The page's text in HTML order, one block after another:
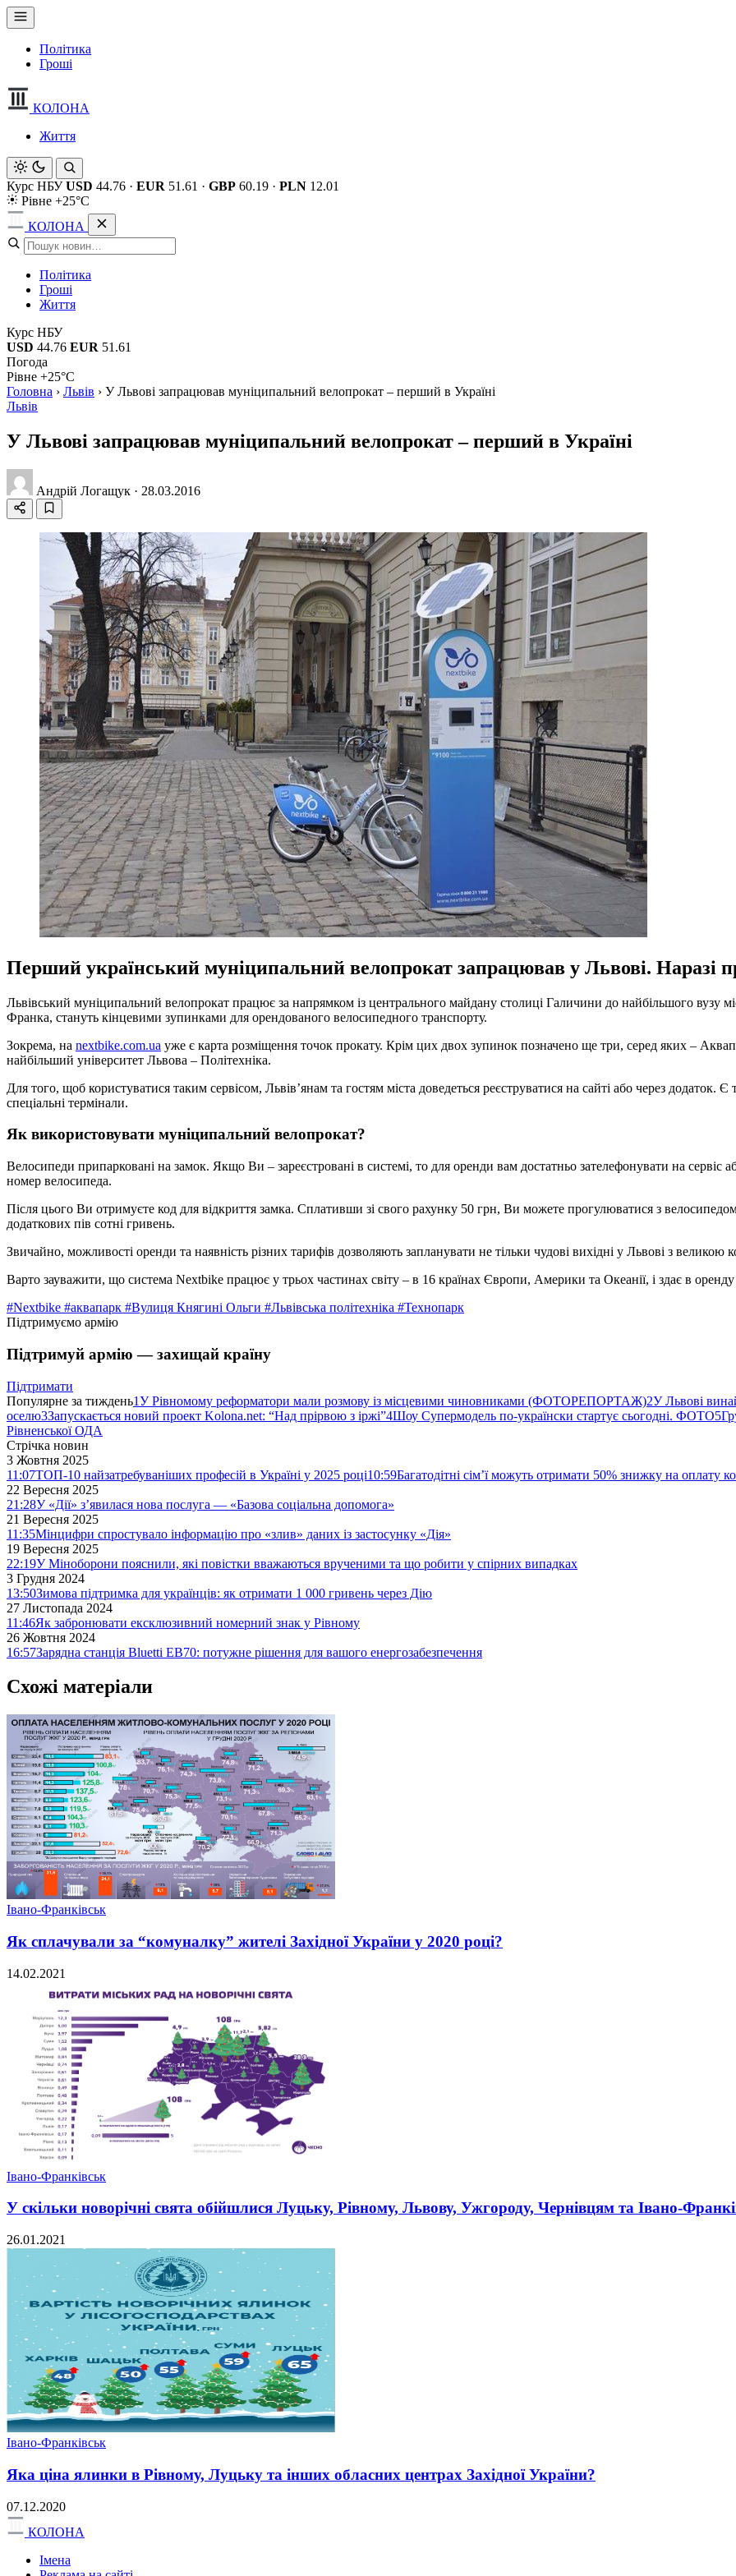
Політика
Гроші
КОЛОНА
Життя
Курс НБУ USD 44.76 · EUR 51.61 · GBP 60.19 · PLN 12.01
Рівне +25°C
КОЛОНА
Політика
Гроші
Життя
Курс НБУ
USD 44.76 EUR 51.61
Погода
Рівне +25°C
Головна › Львів › У Львові запрацював муніципальний велопрокат – перший в Україні
Львів
У Львові запрацював муніципальний велопрокат – перший в Україні
Андрій Логащук · 28.03.2016
Перший український муніципальний велопрокат запрацював у Львові. Наразі
Львівський муніципальний велопрокат працює за напрямком із центрального майдану столиці Галичини до найбільшого вузу
Франка, стануть кінцевими зупинками для орендованого велосипедного транспорту.
Зокрема, на nextbike.com.ua уже є карта розміщення точок прокату. Крім цих двох зупинок позначено ще три, серед яких –
найбільший університет Львова – Політехніка.
Для того, щоб користуватися таким сервісом, Львів’янам та гостям міста доведеться реєструватися на сайті або через додаток. Є
спеціальні термінали.
Як використовувати муніципальний велопрокат?
Велосипеди припарковані на замок. Якщо Ви – зареєстровані в системі, то для оренди вам достатньо зателефонувати на сервіс
номер велосипеда.
Після цього Ви отримуєте код для відкриття замка. Сплативши зі свого рахунку 50 грн, Ви можете прогулюватися з
додаткових пів сотні гривень.
Звичайно, можливості оренди та наявність різних тарифів дозволяють запланувати не тільки чудові вихідні у Львові з великою
Варто зауважити, що система Nextbike працює у трьох частинах світу – в 16 країнах Європи, Америки та Океанії, і здає в
#Nextbike #аквапарк #Вулиця Княгині Ольги #Львівська політехніка #Технопарк
Підтримуємо армію
Підтримуй армію — захищай країну
Підтримати
Популярне за тиждень1У Рівномому реформатори мали розмову із місцевими чиновниками (ФОТОРЕПОРТАЖ)2У Львові
оселю3Запускається новий проект Kolona.net: “Над прірвою з іржі”4Шоу Супермодель по-українски стартує сьогодні. ФОТО5
Рівненської ОДА
Стрічка новин
3 Жовтня 2025
11:07ТОП-10 найзатребуваніших професій в Україні у 2025 році10:59Багатодітні сім’ї можуть отримати 50% знижку на
22 Вересня 2025
21:28У «Дії» з’явилася нова послуга — «Базова соціальна допомога»
21 Вересня 2025
11:35Мінцифри спростувало інформацію про «злив» даних із застосунку «Дія»
19 Вересня 2025
22:19У Міноборони пояснили, які повістки вважаються врученими та що робити у спірних випадках
3 Грудня 2024
13:50Зимова підтримка для українців: як отримати 1 000 гривень через Дію
27 Листопада 2024
11:46Як забронювати ексклюзивний номерний знак у Рівному
26 Жовтня 2024
16:57Зарядна станція Bluetti EB70: потужне рішення для вашого енергозабезпечення
Схожі матеріали
Івано-Франківськ
Як сплачували за “комуналку” жителі Західної України у 2020 році?
14.02.2021
Івано-Франківськ
У скільки новорічні свята обійшлися Луцьку, Рівному, Львову, Ужгороду, Чернівцям та Івано-
26.01.2021
Івано-Франківськ
Яка ціна ялинки в Рівному, Луцьку та інших обласних центрах Західної України?
07.12.2020
КОЛОНА
Імена